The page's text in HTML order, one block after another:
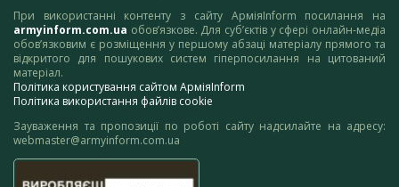
При використанні контенту з сайту АрміяInform посилання на
armyinform.com.ua обов’язкове. Для суб’єктів у сфері онлайн-медіа
обов’язковим є розміщення у першому абзаці матеріалу прямого та
відкритого для пошукових систем гіперпосилання на цитований
матеріал.
Політика користування сайтом АрміяInform
Політика використання файлів cookie
Зауваження та пропозиції по роботі сайту надсилайте на адресу:
webmaster@armyinform.com.ua